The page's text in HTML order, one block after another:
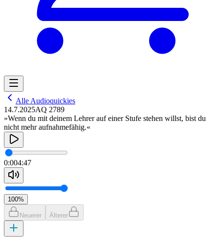
Alle Audioquickies
14.7.2025AQ 2789
»Wenn du mit deinem Lehrer auf einer Stufe stehen willst, bist du
nicht mehr aufnahmefähig.«
0:004:47
100%
Neuerer Älterer